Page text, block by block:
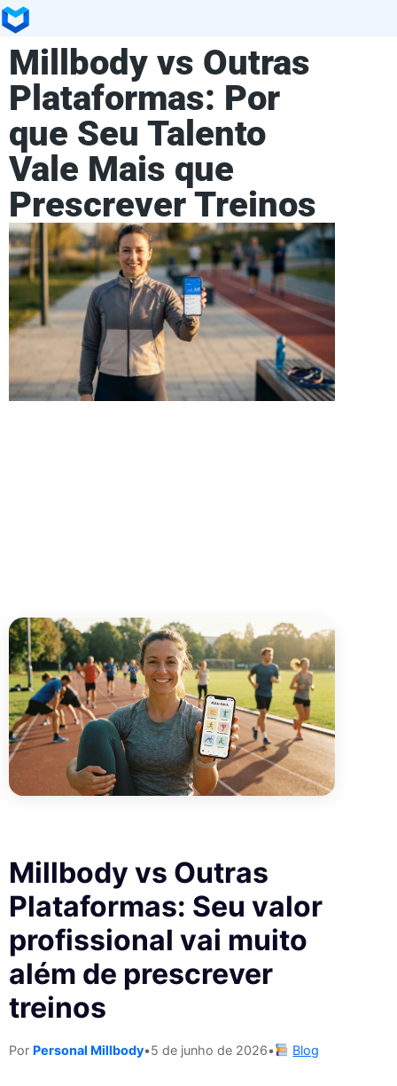
Millbody vs Outras
Plataformas: Por
que Seu Talento
Vale Mais que
Prescrever Treinos
Millbody vs Outras
Plataformas: Seu valor
profissional vai muito
além de prescrever
treinos
Por Personal Millbody•5 de junho de 2026• Blog